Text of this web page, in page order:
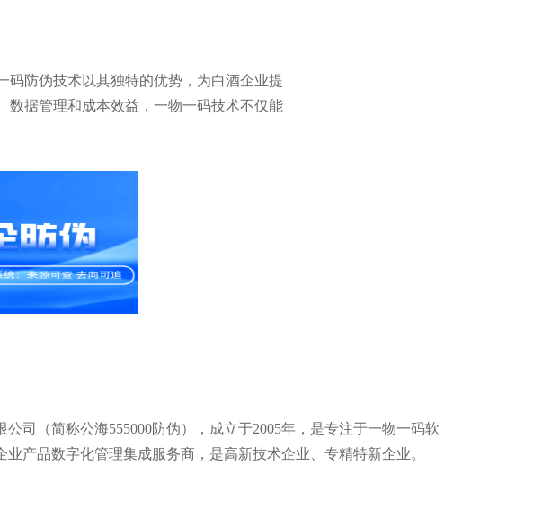
码防伪技术以其独特的优势，为白酒企业提
数据管理和成本效益，一物一码技术不仅能
司（简称公海555000防伪），成立于2005年，是专注于一物一码软
产品数字化管理集成服务商，是高新技术企业、专精特新企业。